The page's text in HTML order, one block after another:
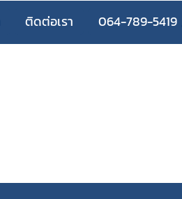
ติดต่อเรา 064-789-